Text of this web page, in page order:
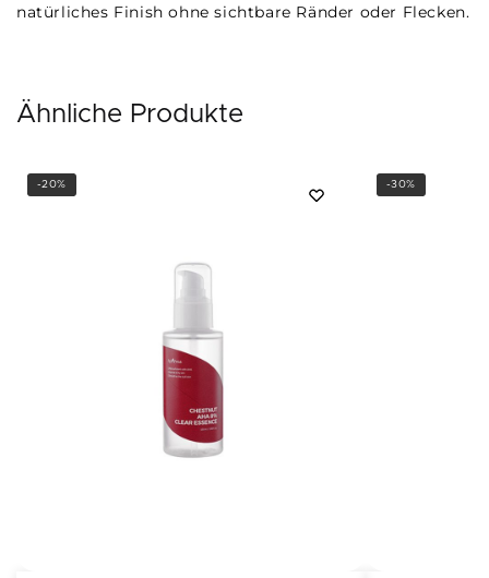
natürliches Finish ohne sichtbare Ränder oder Flecken.
Ähnliche Produkte
-20% -30%